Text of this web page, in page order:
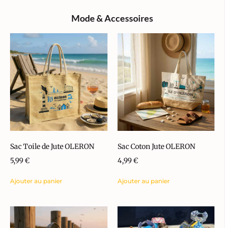
Mode & Accessoires
Sac Toile de Jute OLERON
5,99€
Ajouter au panier
Sac Coton Jute OLERON
4,99€
Ajouter au panier